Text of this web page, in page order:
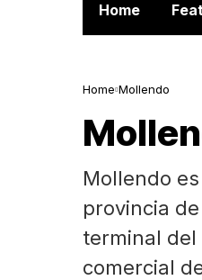
Home
Home Mollendo
Mollendo
provincia
terminal
comercial